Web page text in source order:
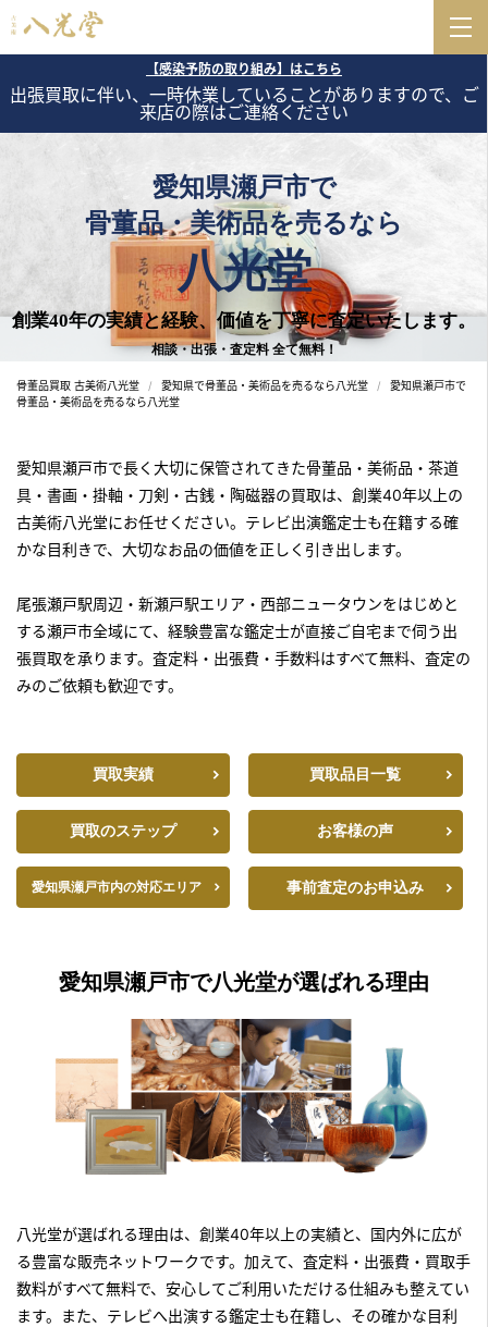
【感染予防の取り組み】はこちら
出張買取に伴い、一時休業していることがありますので、ご
来店の際はご連絡ください
愛知県瀬戸市で
骨董品・美術品を売るなら
八光堂
創業40年の実績と経験、価値を丁寧に査定いたします。
相談・出張・査定料 全て無料！
骨董品買取 古美術八光堂 愛知県で骨董品・美術品を売るなら八光堂
愛知県瀬戸市で
骨董品・美術品を売るなら八光堂
愛知県瀬戸市で長く大切に保管されてきた骨董品・美術品・茶道
具・書画・掛軸・刀剣・古銭・陶磁器の買取は、創業40年以上の
古美術八光堂にお任せください。テレビ出演鑑定士も在籍する確
かな目利きで、大切なお品の価値を正しく引き出します。
尾張瀬戸駅周辺・新瀬戸駅エリア・西部ニュータウンをはじめと
する瀬戸市全域にて、経験豊富な鑑定士が直接ご自宅まで伺う出
張買取を承ります。査定料・出張費・手数料はすべて無料、査定の
みのご依頼も歓迎です。
買取実績 買取品目一覧
買取のステップ お客様の声
愛知県瀬戸市内の対応エリア 事前査定のお申込み
愛知県瀬戸市で八光堂が選ばれる理由
八光堂が選ばれる理由は、創業40年以上の実績と、国内外に広が
る豊富な販売ネットワークです。加えて、査定料・出張費・買取手
数料がすべて無料で、安心してご利用いただける仕組みも整えてい
ます。また、テレビへ出演する鑑定士も在籍し、その確かな目利